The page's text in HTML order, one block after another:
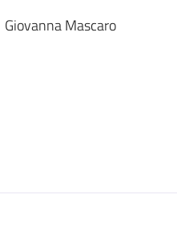
Giovanna Mascaro